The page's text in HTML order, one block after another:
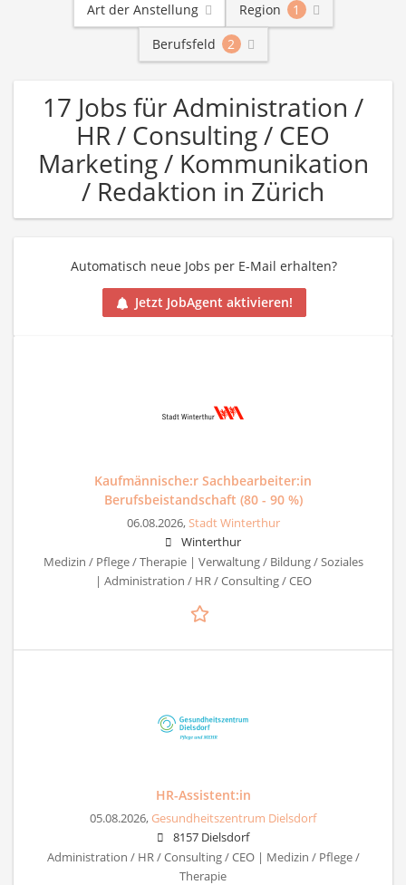
Art der Anstellung Region
1
Berufsfeld
2
17 Jobs für Administration /
HR / Consulting / CEO
Marketing / Kommunikation
/ Redaktion in Zürich
Automatisch neue Jobs per E-Mail erhalten?
Jetzt JobAgent aktivieren!
Kaufmännische:r Sachbearbeiter:in
Berufsbeistandschaft (80 - 90 %)
06.08.2026,Stadt Winterthur
Winterthur
Medizin / Pflege / Therapie | Verwaltung / Bildung / Soziales
| Administration / HR / Consulting / CEO
HR-Assistent:in
05.08.2026,Gesundheitszentrum Dielsdorf
8157 Dielsdorf
Administration / HR / Consulting / CEO | Medizin / Pflege /
Therapie